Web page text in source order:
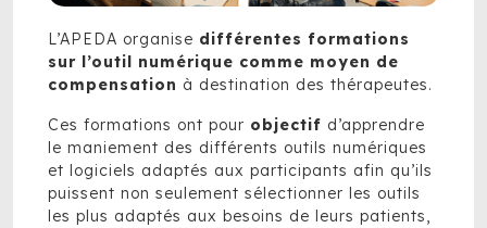
L’APEDA organise différentes formations
sur l’outil numérique comme moyen de
compensation à destination des thérapeutes.
Ces formations ont pour objectif d’apprendre
le maniement des différents outils numériques
et logiciels adaptés aux participants afin qu’ils
puissent non seulement sélectionner les outils
les plus adaptés aux besoins de leurs patients,